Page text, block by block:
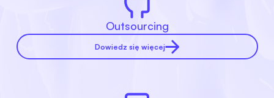
Outsourcing
Dowiedz się więcej